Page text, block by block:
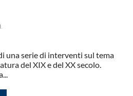
una serie di interventi sul tema
del XIX e del XX secolo.